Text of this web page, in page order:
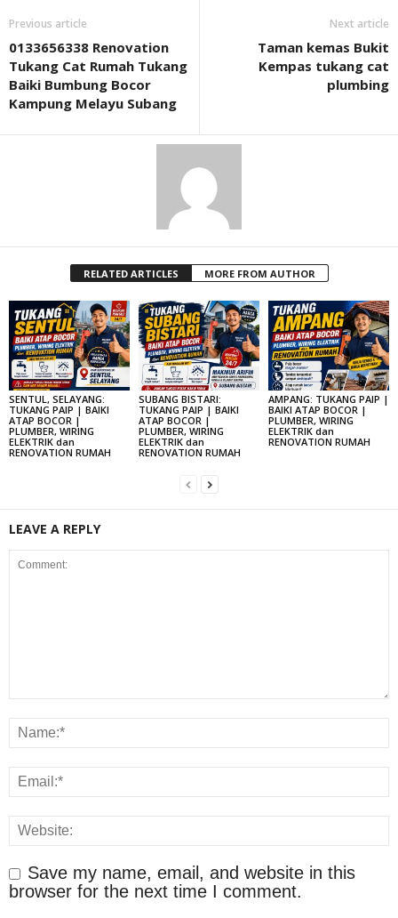
Previous article
0133656338 Renovation
Tukang Cat Rumah Tukang
Baiki Bumbung Bocor
Kampung Melayu Subang
Next article
Taman kemas Bukit
Kempas tukang cat
plumbing
RELATED ARTICLES MORE FROM AUTHOR
SENTUL, SELAYANG:
TUKANG PAIP | BAIKI
ATAP BOCOR |
PLUMBER, WIRING
ELEKTRIK dan
RENOVATION RUMAH
SUBANG BISTARI:
TUKANG PAIP | BAIKI
ATAP BOCOR |
PLUMBER, WIRING
ELEKTRIK dan
RENOVATION RUMAH
AMPANG: TUKANG PAIP |
BAIKI ATAP BOCOR |
PLUMBER, WIRING
ELEKTRIK dan
RENOVATION RUMAH
LEAVE A REPLY
Save my name, email, and website in this
browser for the next time I comment.